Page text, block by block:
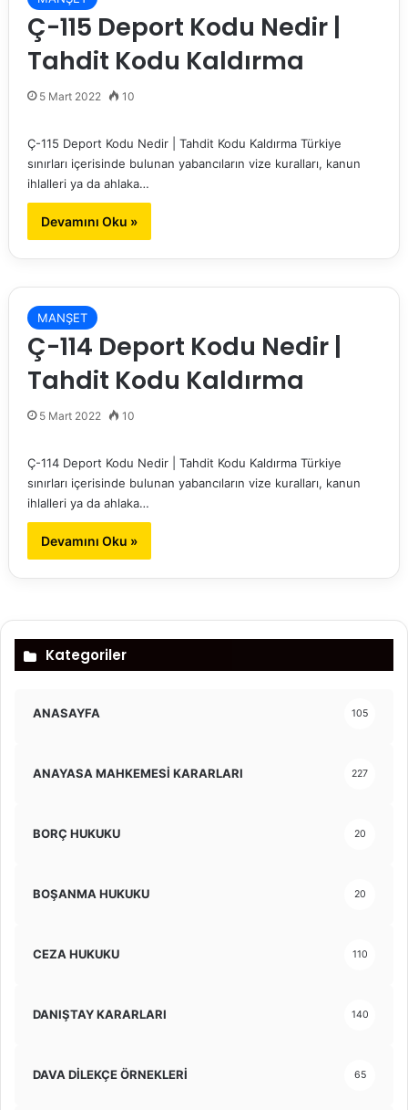
Ç-115 Deport Kodu Nedir |
Tahdit Kodu Kaldırma
5 Mart 2022 10
Ç-115 Deport Kodu Nedir | Tahdit Kodu Kaldırma Türkiye
sınırları içerisinde bulunan yabancıların vize kuralları, kanun
ihlalleri ya da ahlaka…
Devamını Oku »
MANŞET
Ç-114 Deport Kodu Nedir |
Tahdit Kodu Kaldırma
5 Mart 2022 10
Ç-114 Deport Kodu Nedir | Tahdit Kodu Kaldırma Türkiye
sınırları içerisinde bulunan yabancıların vize kuralları, kanun
ihlalleri ya da ahlaka…
Devamını Oku »
Kategoriler
ANASAYFA 105
ANAYASA MAHKEMESİ KARARLARI 227
BORÇ HUKUKU 20
BOŞANMA HUKUKU 20
CEZA HUKUKU 110
DANIŞTAY KARARLARI 140
DAVA DİLEKÇE ÖRNEKLERİ 65